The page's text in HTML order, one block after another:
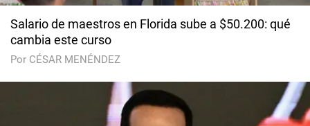
Salario de maestros en Florida sube a $50.200: qué
cambia este curso
Por CÉSAR MENÉNDEZ